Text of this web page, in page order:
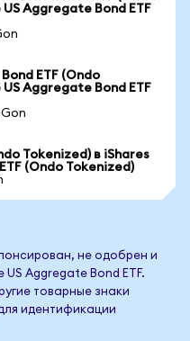
Aggregate Bond ETF
ETF (Ondo
Aggregate Bond ETF
Tokenized) в iShares
(Ondo Tokenized)
не одобрен и
Aggregate Bond ETF.
товарные знаки
идентификации